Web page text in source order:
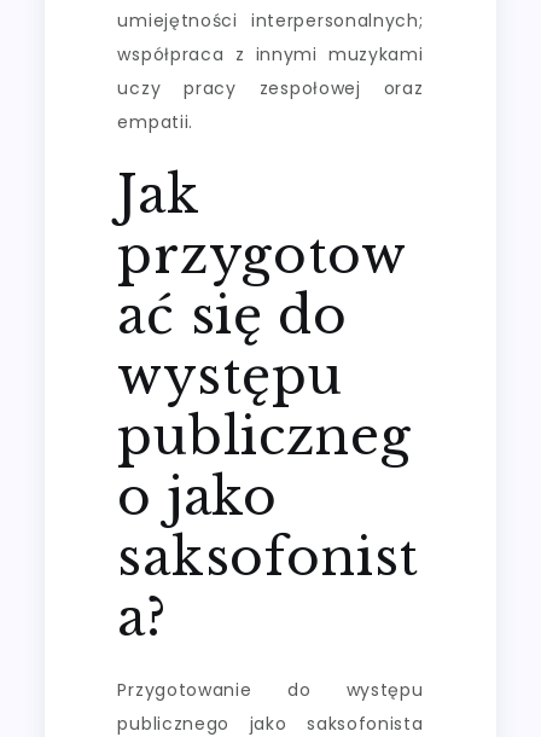
umiejętności interpersonalnych;
współpraca z innymi muzykami
uczy pracy zespołowej oraz
empatii.
Jak
przygotow
ać się do
występu
publiczneg
o jako
saksofonist
a?
Przygotowanie do występu
publicznego jako saksofonista